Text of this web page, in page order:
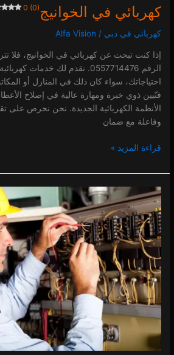
كهربائي في الخوانيج0 (0)
كهربائي في دبي /
Alfa Vision
إذا كنت تبحث عن كهربائي في الخوانيج، فلا
الرقم 0557714476. نقدم لك خدمات
احتياجاتك، سواء كان ذلك في المنازل أو
فنّيين ذوي خبرة ومهارة عالية في إصلاح
الأنظمة الكهربائية الجديدة. نحن نحرص على
وفاعلة مع ضمان
قراءة المزيد »
كهربائي
في
الخليج
التجاري
0 (0)